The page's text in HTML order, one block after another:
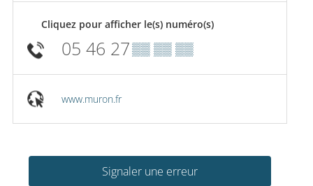
Cliquez pour afficher le(s) numéro(s)
05 46 27▒▒ ▒▒ ▒▒
www.muron.fr
Signaler une erreur